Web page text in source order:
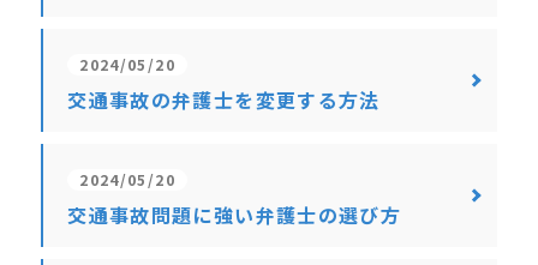
2024/05/20
交通事故の弁護士を変更する方法
2024/05/20
交通事故問題に強い弁護士の選び方